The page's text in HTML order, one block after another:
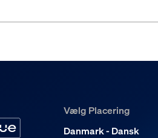
Vælg Placering
Danmark - Dansk